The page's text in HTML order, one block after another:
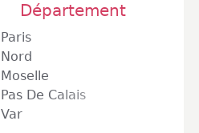
Département
Paris
Nord
Moselle
Pas De Calais
Var